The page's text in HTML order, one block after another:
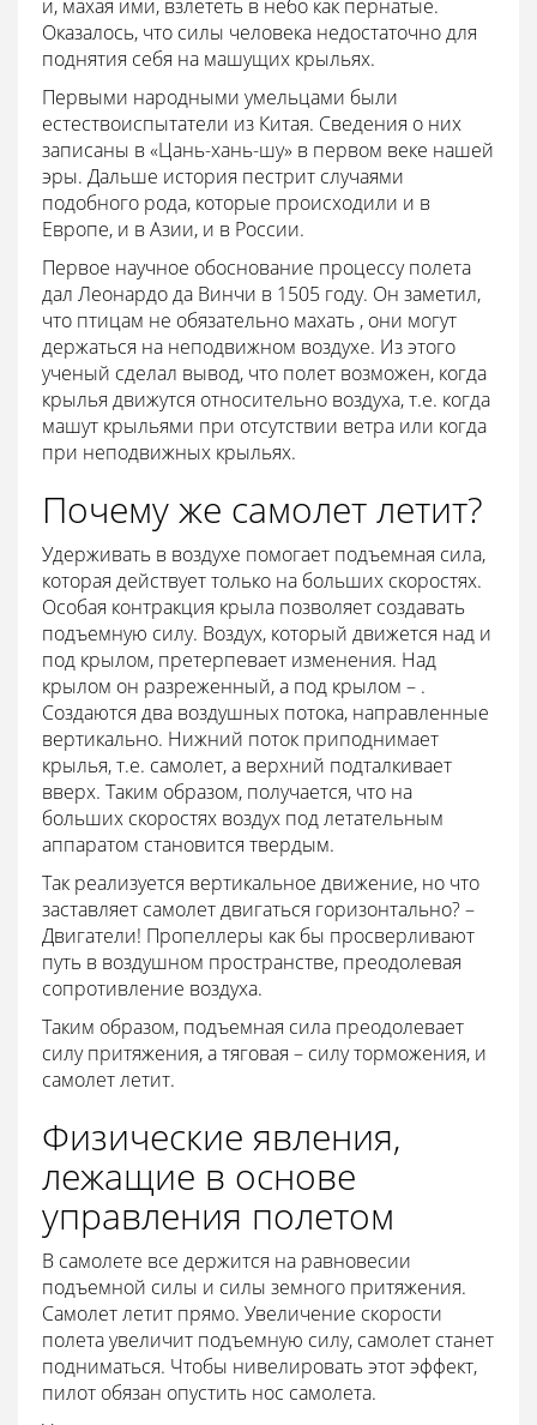
и, махая ими, взлететь в небо как пернатые.
Оказалось, что силы человека недостаточно для
поднятия себя на машущих крыльях.
Первыми народными умельцами были
естествоиспытатели из Китая. Сведения о них
записаны в «Цань-хань-шу» в первом веке нашей
эры. Дальше история пестрит случаями
подобного рода, которые происходили и в
Европе, и в Азии, и в России.
Первое научное обоснование процессу полета
дал Леонардо да Винчи в 1505 году. Он заметил,
что птицам не обязательно махать , они могут
держаться на неподвижном воздухе. Из этого
ученый сделал вывод, что полет возможен, когда
крылья движутся относительно воздуха, т.е. когда
машут крыльями при отсутствии ветра или когда
при неподвижных крыльях.
Почему же самолет летит?
Удерживать в воздухе помогает подъемная сила,
которая действует только на больших скоростях.
Особая контракция крыла позволяет создавать
подъемную силу. Воздух, который движется над и
под крылом, претерпевает изменения. Над
крылом он разреженный, а под крылом – .
Создаются два воздушных потока, направленные
вертикально. Нижний поток приподнимает
крылья, т.е. самолет, а верхний подталкивает
вверх. Таким образом, получается, что на
больших скоростях воздух под летательным
аппаратом становится твердым.
Так реализуется вертикальное движение, но что
заставляет самолет двигаться горизонтально? –
Двигатели! Пропеллеры как бы просверливают
путь в воздушном пространстве, преодолевая
сопротивление воздуха.
Таким образом, подъемная сила преодолевает
силу притяжения, а тяговая – силу торможения, и
самолет летит.
Физические явления,
лежащие в основе
управления полетом
В самолете все держится на равновесии
подъемной силы и силы земного притяжения.
Самолет летит прямо. Увеличение скорости
полета увеличит подъемную силу, самолет станет
подниматься. Чтобы нивелировать этот эффект,
пилот обязан опустить нос самолета.